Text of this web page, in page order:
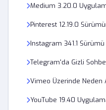
Medium 3.20.0
Pinterest 12.19.0
Instagram 341.1
Telegram'da Gizli
Vimeo Üzerinde Neden
YouTube 19.40